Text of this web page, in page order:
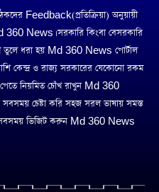
Feedback(প্রতিক্রিয়া) অনুয়ায়ী
360 News। সরকারি কিংবা বেসরকারি
ধরা হয় Md 360 News পোর্টাল
কেন্দ্র ও রাজ্য সরকারের যেকোনো রকম
নিয়মিত চোঁখ রাখুন Md 360
সবসময় চেষ্টা করি সহজ সরল ভাষায় সমস্ত
সবসময় ভিজিট করুন Md 360 News